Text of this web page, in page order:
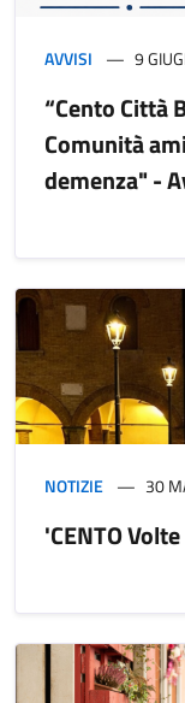
AVVISI 9
“Cento Città
Comunità
demenza" -
NOTIZIE 30
'CENTO